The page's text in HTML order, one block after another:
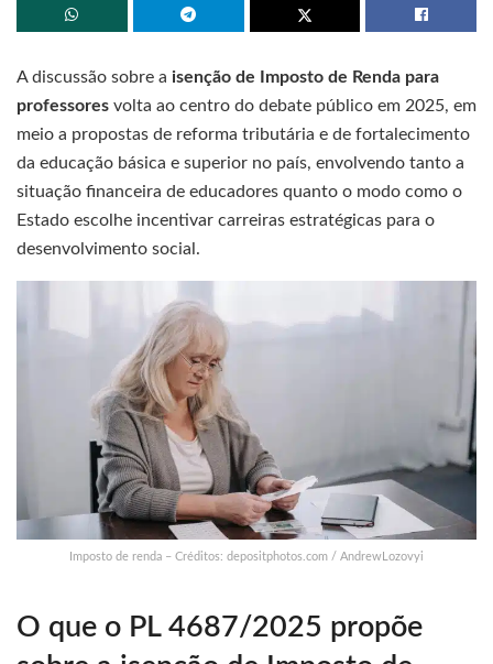
A discussão sobre a isenção de Imposto de Renda para
professores volta ao centro do debate público em 2025, em
meio a propostas de reforma tributária e de fortalecimento
da educação básica e superior no país, envolvendo tanto a
situação financeira de educadores quanto o modo como o
Estado escolhe incentivar carreiras estratégicas para o
desenvolvimento social.
Imposto de renda – Créditos: depositphotos.com / AndrewLozovyi
O que o PL 4687/2025 propõe